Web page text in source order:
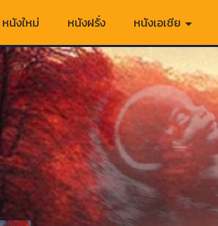
หนังใหม่ หนังฝรั่ง หนังเอเชีย